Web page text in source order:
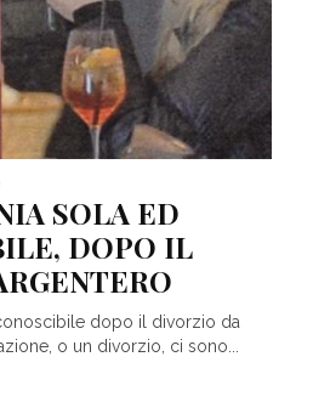
SOLA ED
DOPO IL
dopo il divorzio da
o un divorzio, ci sono...